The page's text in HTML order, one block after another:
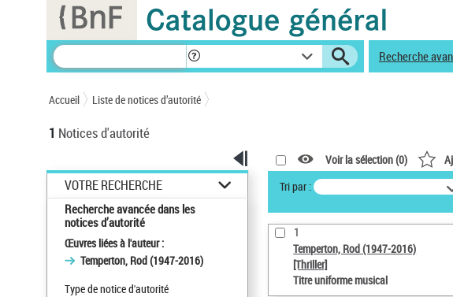
Recherche
Accueil Liste de notices d’autorité
1 Notices d'autorité
VOTRE RECHERCHE
Recherche avancée dans les
notices d’autorité
Œuvres liées à l'auteur :
Temperton, Rod (1947-2016)
Type de notice d'autorité
Voir la sélection (0)
Tri par :
1
Temperton, Rod (1947-2016)
[Thriller]
Titre uniforme musical
Panneau de gestion des cookies